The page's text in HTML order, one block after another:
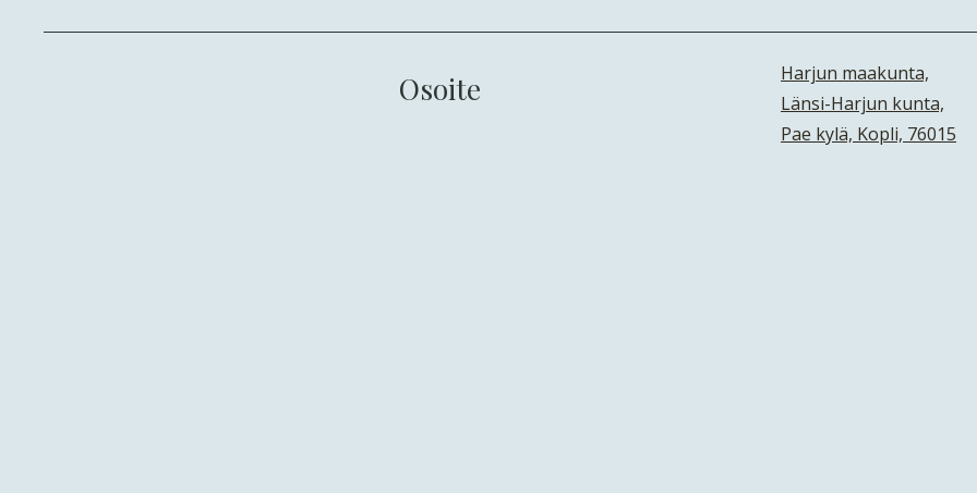
Osoite
Harjun maakunta,
Länsi-Harjun kunta,
Pae kylä, Kopli, 76015